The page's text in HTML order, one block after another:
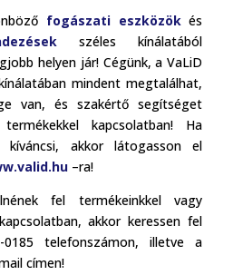
fogászati eszközökés
széles kínálatából
helyen jár! Cégünk, a VaLiD
mindent megtalálhat,
van, és szakértő segítséget
kapcsolatban! Ha
kíváncsi, akkor látogasson el
–ra!
fel termékeinkkel vagy
akkor keressen fel
telefonszámon, illetve a
címen!